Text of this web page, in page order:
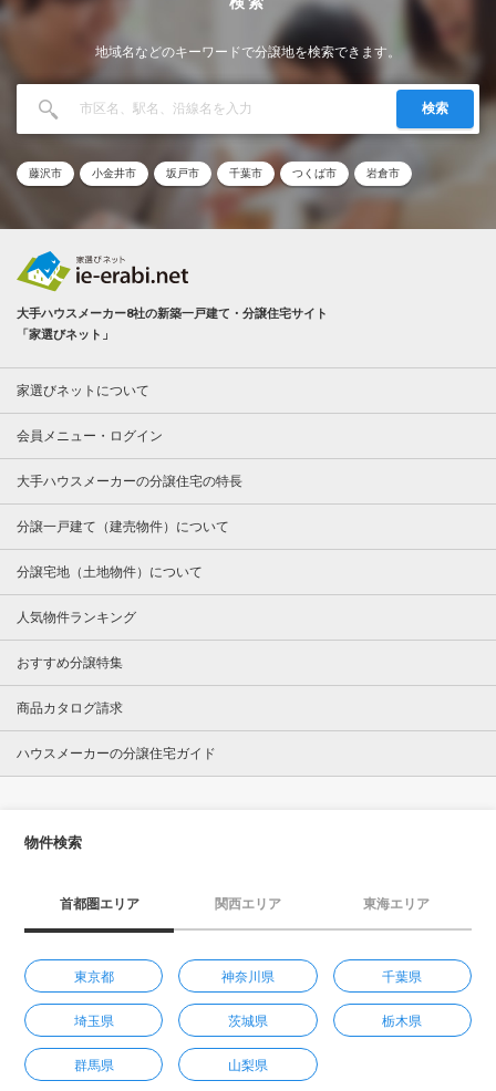
地域名などのキーワードで分譲地を検索できます。
検索
藤沢市 小金井市 坂戸市 千葉市 つくば市 岩倉市
大手ハウスメーカー8社の新築一戸建て・分譲住宅サイト
「家選びネット」
家選びネットについて
会員メニュー・ログイン
大手ハウスメーカーの分譲住宅の特長
分譲一戸建て（建売物件）について
分譲宅地（土地物件）について
人気物件ランキング
おすすめ分譲特集
商品カタログ請求
ハウスメーカーの分譲住宅ガイド
物件検索
首都圏エリア 関西エリア 東海エリア
東京都 神奈川県 千葉県
埼玉県 茨城県 栃木県
群馬県 山梨県